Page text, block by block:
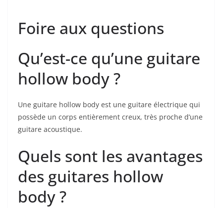
Foire aux questions
Qu’est-ce qu’une guitare
hollow body ?
Une guitare hollow body est une guitare électrique qui
possède​ un corps entièrement ‍creux, très ⁤proche d’une
guitare acoustique.
Quels sont les avantages
des​ guitares hollow
body ?